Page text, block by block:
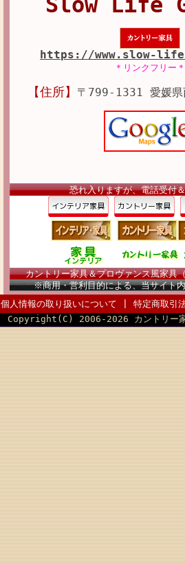
https://www.slow-
＊リンクフリー＊
【住所】 〒799-1331 愛媛県
恐れ入りますが、電話受付
カントリー家具＆プロヴァンス風家
※商用・営利目的による、当サイト
個人情報の取り扱いについて
特定商取引
Copyright(C) 2006-2026 カント